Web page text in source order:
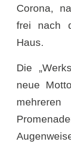
Corona,
frei nach
Haus.
Die
neue